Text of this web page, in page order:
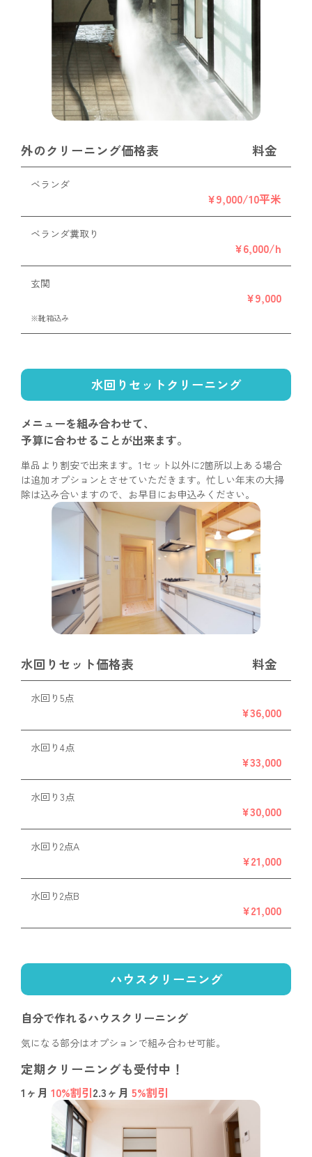
外のクリーニング価格表 料金
ベランダ
¥9,000/10平米
ベランダ糞取り
¥6,000/h
玄関
¥9,000
※靴箱込み
水回りセットクリーニング
メニューを組み合わせて、
予算に合わせることが出来ます。
単品より割安で出来ます。1セット以外に2箇所以上ある場合
は追加オプションとさせていただきます。忙しい年末の大掃
除は込み合いますので、お早目にお申込みください。
水回りセット価格表 料金
水回り5点
¥36,000
水回り4点
¥33,000
水回り3点
¥30,000
水回り2点A
¥21,000
水回り2点B
¥21,000
ハウスクリーニング
自分で作れるハウスクリーニング
気になる部分はオプションで組み合わせ可能。
定期クリーニングも受付中！
1ヶ月 10%割引2.3ヶ月 5%割引